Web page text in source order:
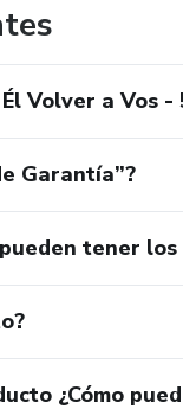
Volver a Vos
Garantía”?
tener
¿Cómo